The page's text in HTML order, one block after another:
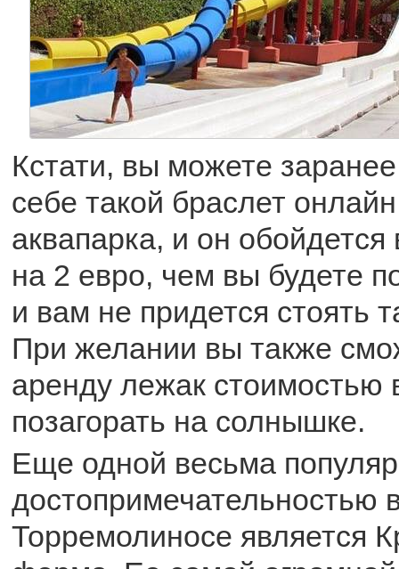
Кстати, вы можете
себе такой браслет
аквапарка, и он
на 2 евро, чем вы будете
и вам не придется стоять
При желании вы также
аренду лежак стоимостью
позагорать на солнышке.
Еще одной весьма
достопримечательностью
Торремолиносе является